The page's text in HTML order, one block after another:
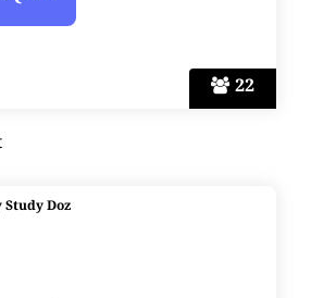
22
Study Doz